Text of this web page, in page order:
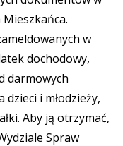
w
dochodowy,
darmowych
i młodzieży,
Aby ją otrzymać,
Spraw